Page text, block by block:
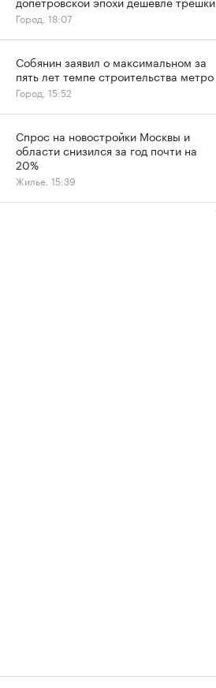
Город, 18:07
Собянин заявил о максимальном за
пять лет темпе строительства метро
Город, 15:52
Спрос на новостройки Москвы и
области снизился за год почти на
20%
Жилье, 15:39